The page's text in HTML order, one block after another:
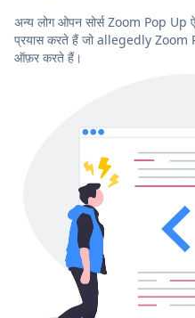
अन्य लोग ओपन सोर्स Zoom Pop
प्रयास करते हैं जो allegedly
ऑफ़र करते हैं।